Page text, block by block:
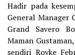
Hadir pada
General Manager
Grand Savero
Maman
sendiri Royke